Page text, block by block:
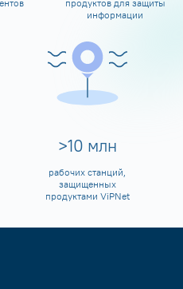
продуктов для защиты
информации
>10 млн
рабочих станций,
защищенных
продуктами ViPNet